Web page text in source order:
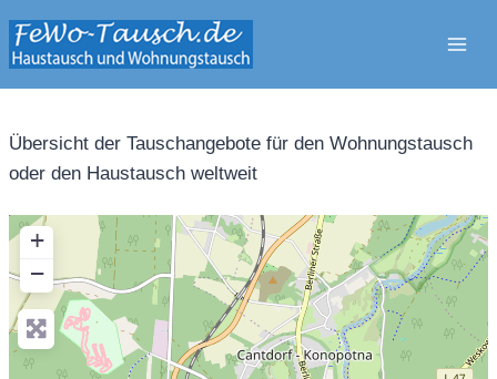
Inhalt
springen
Übersicht der Tauschangebote für den Wohnungstausch
oder den Haustausch weltweit
+
−